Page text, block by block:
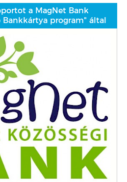
a MagNet Bank
program" által